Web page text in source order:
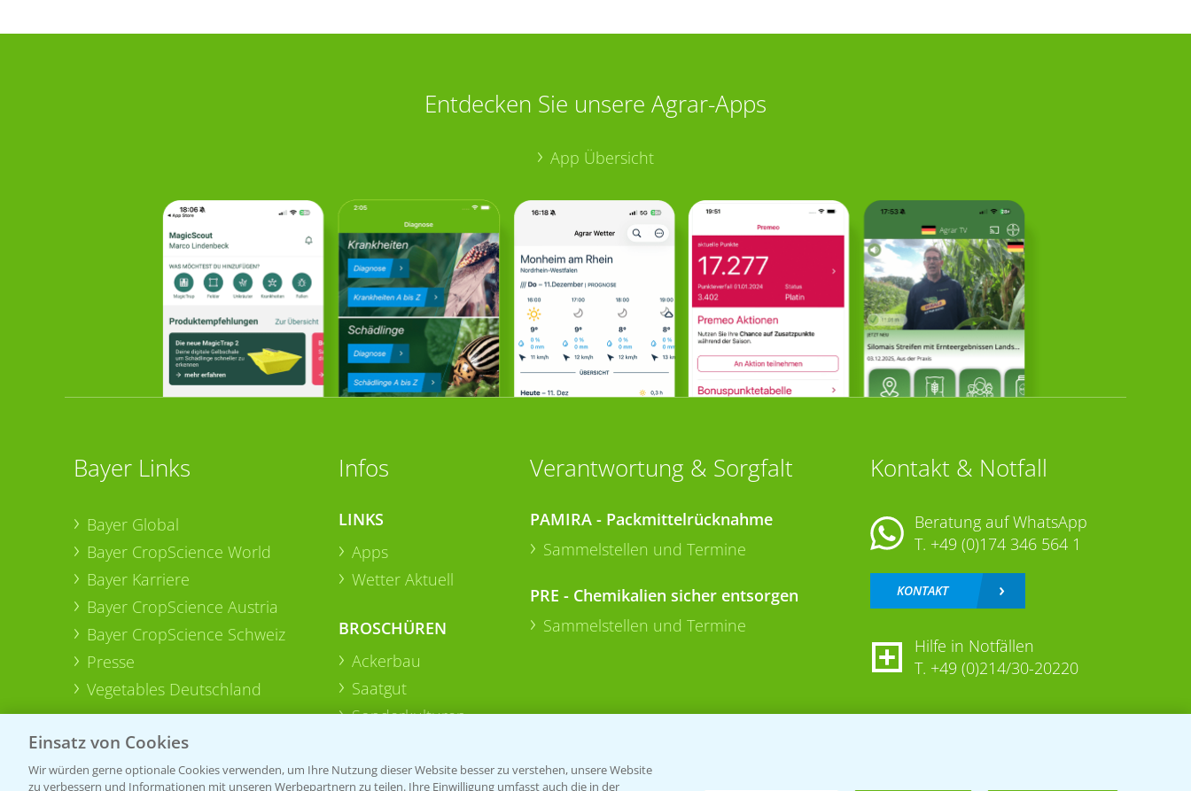
Entdecken Sie unsere Agrar-Apps
App Übersicht
Bayer Links
Bayer Global
Bayer CropScience World
Bayer Karriere
Bayer CropScience Austria
Bayer CropScience Schweiz
Presse
Vegetables Deutschland
Infos
LINKS
Apps
Wetter Aktuell
BROSCHÜREN
Ackerbau
Saatgut
Sonderkulturen
Verantwortung & Sorgfalt
PAMIRA - Packmittelrücknahme
Sammelstellen und Termine
PRE - Chemikalien sicher entsorgen
Sammelstellen und Termine
Kontakt & Notfall
Beratung auf WhatsApp
T. +49 (0)174 346 564 1
KONTAKT
Hilfe in Notfällen
T. +49 (0)214/30-20220
Einsatz von Cookies
Wir würden gerne optionale Cookies verwenden, um Ihre Nutzung dieser Website besser zu verstehen, unsere Website
zu verbessern und Informationen mit unseren Werbepartnern zu teilen. Ihre Einwilligung umfasst auch die in der